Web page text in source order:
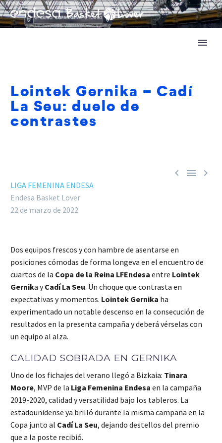
Lointek Gernika – Cadí
La Seu: duelo de
contrastes
  
LIGA FEMENINA ENDESA
Endesa Basket Lover
22 de marzo de 2022
Dos equipos frescos y con hambre de asentarse en
posiciones cómodas de forma longeva en el encuentro de
cuartos de la Copa de la Reina LFEndesa entre Lointek
Gernika yCadí La Seu. Un choque que contrasta en
expectativas y momentos. Lointek Gernika ha
experimentado un notable descenso en la consecución de
resultados en la presenta campaña y deberá vérselas con
un equipo al alza.
CALIDAD SOBRADA EN GERNIKA
Uno de los fichajes del verano llegó a Bizkaia: Tinara
Moore, MVP de la Liga Femenina Endesa en la campaña
2019-2020, calidad y versatilidad bajo los tableros. La
estadounidense ya brilló durante la misma campaña en la
Copa junto al Cadí La Seu, dejando destellos del premio
que a la poste recibió.